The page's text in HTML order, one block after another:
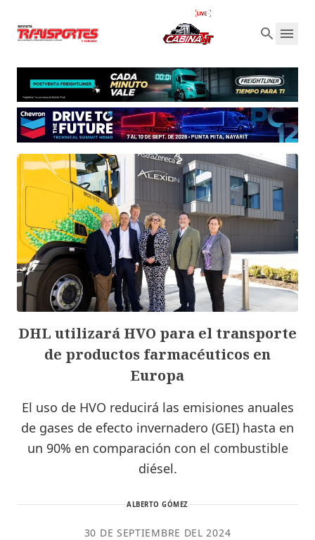
DHL utilizará HVO para el transporte
de productos farmacéuticos en
Europa
El uso de HVO reducirá las emisiones anuales
de gases de efecto invernadero (GEI) hasta en
un 90% en comparación con el combustible
diésel.
ALBERTO GÓMEZ
30 DE SEPTIEMBRE DEL 2024